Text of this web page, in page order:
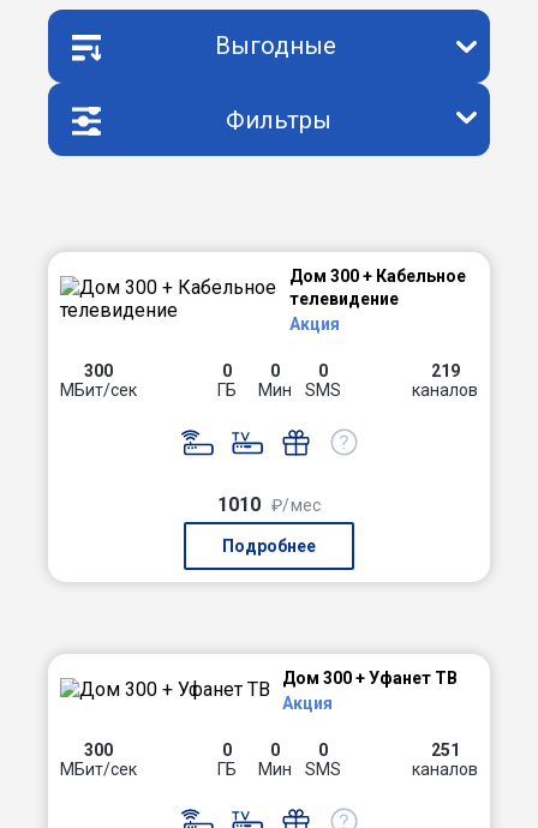
Выгодные
Фильтры
Дом 300 + Кабельное
телевидение
Акция
300
МБит/сек
0
ГБ
0
Мин
0
SMS
219
каналов
1010 ₽/мес
Подробнее
Дом 300 + Уфанет ТВ
Акция
300
МБит/сек
0
ГБ
0
Мин
0
SMS
251
каналов